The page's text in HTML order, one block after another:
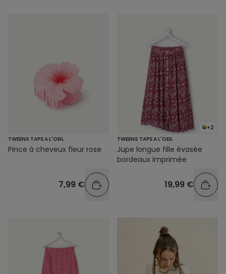
TWEENS TAPE A L'OEIL
Pince à cheveux fleur rose
7,99 €
+2
TWEENS TAPE A L'OEIL
Jupe longue fille évasée
bordeaux imprimée
19,99 €